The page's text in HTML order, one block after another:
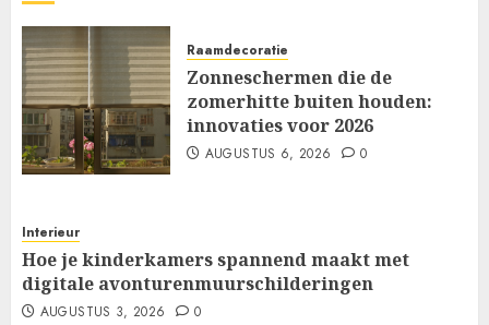
Raamdecoratie
Zonneschermen die de
zomerhitte buiten houden:
innovaties voor 2026
AUGUSTUS 6, 2026 0
Interieur
Hoe je kinderkamers spannend maakt met
digitale avonturenmuurschilderingen
AUGUSTUS 3, 2026 0